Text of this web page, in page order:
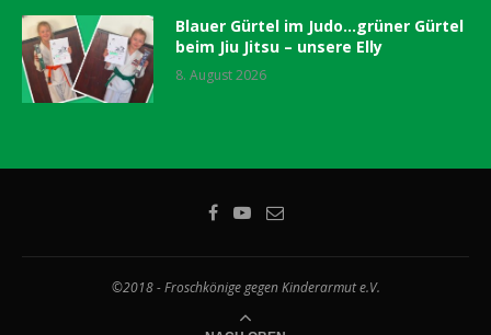
Blauer Gürtel im Judo…grüner Gürtel
beim Jiu Jitsu – unsere Elly
8. August 2026
©2018 - Froschkönige gegen Kinderarmut e.V.